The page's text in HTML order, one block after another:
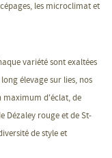
les microclimat et
variété sont exaltées
élevage sur lies, nos
maximum d'éclat, de
Dézaley rouge et de St-
de style et